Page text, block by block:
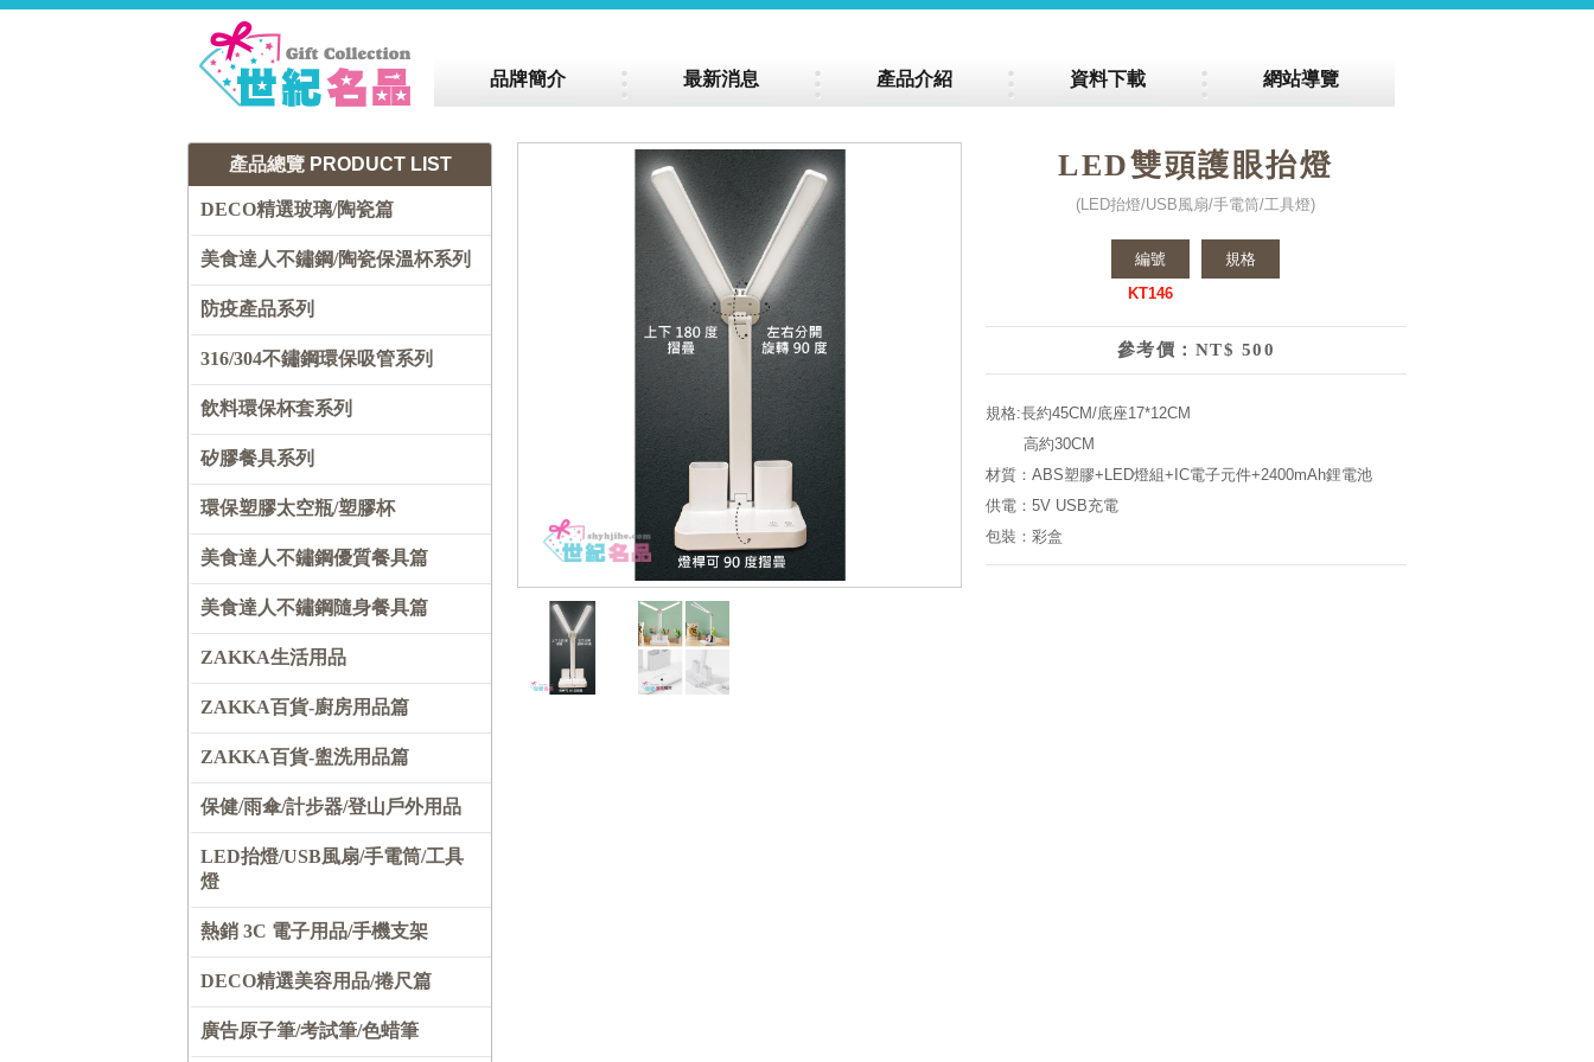
品牌簡介 最新消息 產品介紹 資料下載 網站導覽
產品總覽 PRODUCT LIST
DECO精選玻璃/陶瓷篇
美食達人不鏽鋼/陶瓷保溫杯系列
防疫產品系列
316/304不鏽鋼環保吸管系列
飲料環保杯套系列
矽膠餐具系列
環保塑膠太空瓶/塑膠杯
美食達人不鏽鋼優質餐具篇
美食達人不鏽鋼隨身餐具篇
ZAKKA生活用品
ZAKKA百貨-廚房用品篇
ZAKKA百貨-盥洗用品篇
保健/雨傘/計步器/登山戶外用品
LED抬燈/USB風扇/手電筒/工具
燈
熱銷 3C 電子用品/手機支架
DECO精選美容用品/捲尺篇
廣告原子筆/考試筆/色蜡筆
LED雙頭護眼抬燈
(LED抬燈/USB風扇/手電筒/工具燈)
編號
KT146
規格
參考價：NT$ 500
規格:長約45CM/底座17*12CM
高約30CM
材質：ABS塑膠+LED燈組+IC電子元件+2400mAh鋰電池
供電：5V USB充電
包裝：彩盒